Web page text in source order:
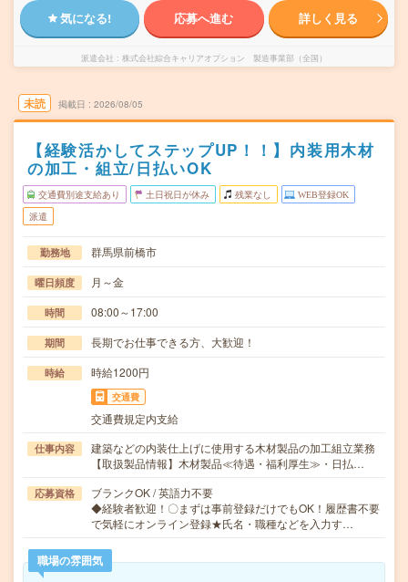
気になる! 応募へ進む 詳しく見る
派遣会社 株式会社綜合キャリアオプション 製造事業部（全国）
未読 掲載日 2026/08/05
【経験活かしてステップUP！！】内装用木材
の加工・組立/日払いOK
交通費別途支給あり 土日祝日が休み 残業なし WEB登録OK
派遣
勤務地 群馬県前橋市
曜日頻度 月～金
時間 08:00～17:00
期間 長期でお仕事できる方、大歓迎！
時給 時給1200円
交通費
交通費規定内支給
仕事内容
建築などの内装仕上げに使用する木材製品の加工組立業務
【取扱製品情報】木材製品≪待遇・福利厚生≫・日払…
応募資格
ブランクOK / 英語力不要
◆経験者歓迎！〇まずは事前登録だけでもOK！履歴書不要
で気軽にオンライン登録★氏名・職種などを入力す…
職場の雰囲気